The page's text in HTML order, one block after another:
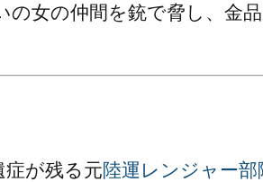
女の仲間を銃で脅し、金
症が残る元陸運レンジャー部